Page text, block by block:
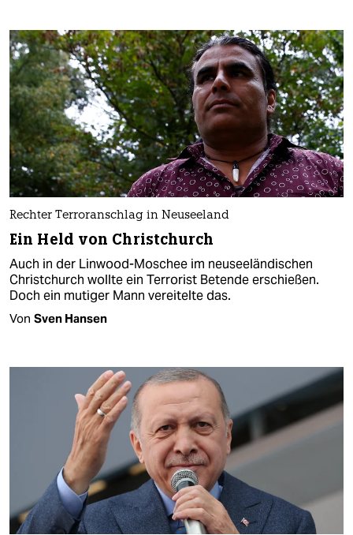
Rechter Terroranschlag in Neuseeland
Ein Held von Christchurch
Auch in der Linwood-Moschee im neuseeländischen
Christchurch wollte ein Terrorist Betende erschießen.
Doch ein mutiger Mann vereitelte das.
Von Sven Hansen